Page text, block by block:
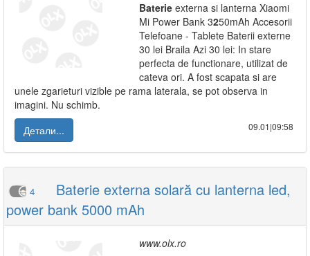
Baterie externa si lanterna Xiaomi
Mi Power Bank 3250mAh Accesorii
Telefoane - Tablete Baterii externe
30 lei Braila Azi 30 lei: In stare
perfecta de functionare, utilizat de
cateva ori. A fost scapata si are
unele zgarieturi vizible pe rama laterala, se pot observa in
imagini. Nu schimb.
Детали...
09.01|09:58
4
Baterie externa solară cu lanterna led,
power bank 5000 mAh
www.olx.ro